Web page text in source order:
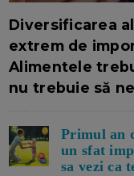
Diversificarea
extrem de
Alimentele
nu trebuie să ne
Primul an
un sfat
sa vezi ca